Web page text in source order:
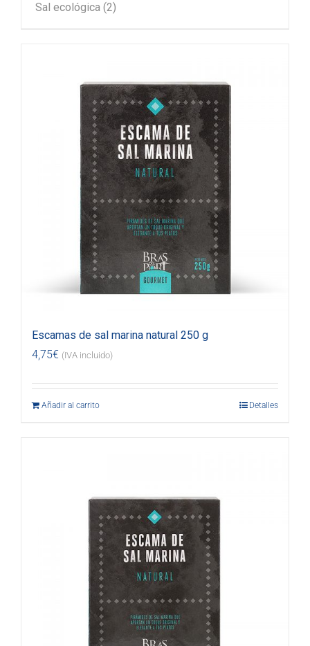
Sal ecológica (2)
Escamas de sal marina natural 250 g
4,75€ (IVA incluido)
Añadir al carrito Detalles